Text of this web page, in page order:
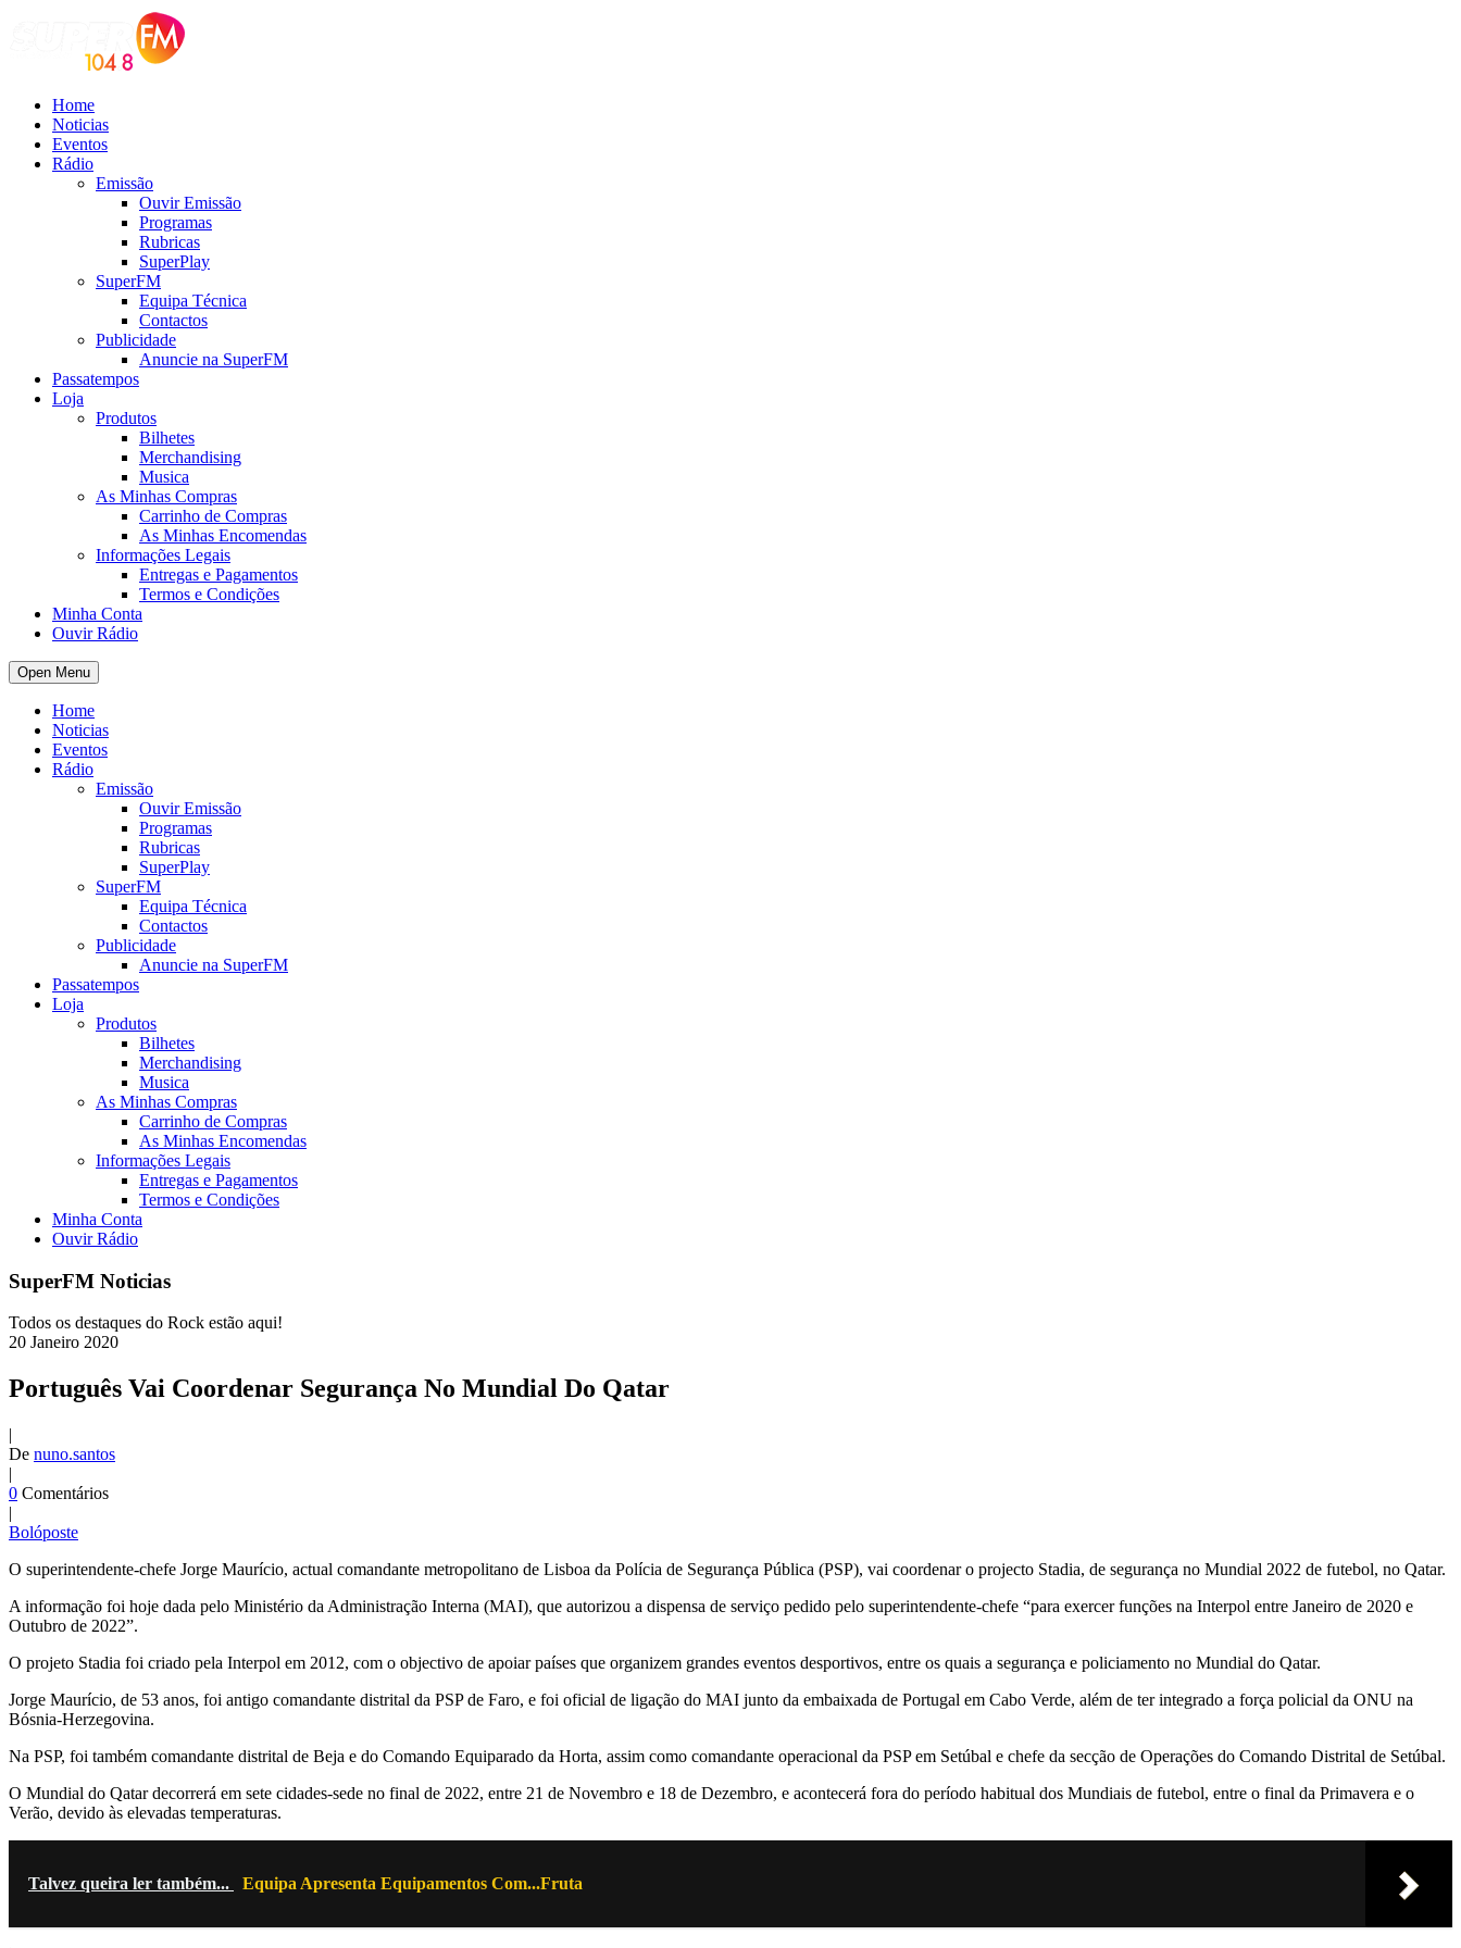
Home
Noticias
Eventos
Rádio
Emissão
Ouvir Emissão
Programas
Rubricas
SuperPlay
SuperFM
Equipa Técnica
Contactos
Publicidade
Anuncie na SuperFM
Passatempos
Loja
Produtos
Bilhetes
Merchandising
Musica
As Minhas Compras
Carrinho de Compras
As Minhas Encomendas
Informações Legais
Entregas e Pagamentos
Termos e Condições
Minha Conta
Ouvir Rádio
Open Menu
Home
Noticias
Eventos
Rádio
Emissão
Ouvir Emissão
Programas
Rubricas
SuperPlay
SuperFM
Equipa Técnica
Contactos
Publicidade
Anuncie na SuperFM
Passatempos
Loja
Produtos
Bilhetes
Merchandising
Musica
As Minhas Compras
Carrinho de Compras
As Minhas Encomendas
Informações Legais
Entregas e Pagamentos
Termos e Condições
Minha Conta
Ouvir Rádio
SuperFM Noticias
Todos os destaques do Rock estão aqui!
20 Janeiro 2020
Português Vai Coordenar Segurança No Mundial Do Qatar
|
De nuno.santos
|
0 Comentários
|
Bolóposte
O superintendente-chefe Jorge Maurício, actual comandante metropolitano de Lisboa da Polícia de Segurança Pública (PSP), vai coordenar o projecto Stadia, de segurança no Mundial 2022 de futebol, no Qatar.
A informação foi hoje dada pelo Ministério da Administração Interna (MAI), que autorizou a dispensa de serviço pedido pelo superintendente-chefe “para exercer funções na Interpol entre Janeiro de 2020 e
Outubro de 2022”.
O projeto Stadia foi criado pela Interpol em 2012, com o objectivo de apoiar países que organizem grandes eventos desportivos, entre os quais a segurança e policiamento no Mundial do Qatar.
Jorge Maurício, de 53 anos, foi antigo comandante distrital da PSP de Faro, e foi oficial de ligação do MAI junto da embaixada de Portugal em Cabo Verde, além de ter integrado a força policial da ONU na
Bósnia-Herzegovina.
Na PSP, foi também comandante distrital de Beja e do Comando Equiparado da Horta, assim como comandante operacional da PSP em Setúbal e chefe da secção de Operações do Comando Distrital de Setúbal.
O Mundial do Qatar decorrerá em sete cidades-sede no final de 2022, entre 21 de Novembro e 18 de Dezembro, e acontecerá fora do período habitual dos Mundiais de futebol, entre o final da Primavera e o
Verão, devido às elevadas temperaturas.
Talvez queira ler também... Equipa Apresenta Equipamentos Com...Fruta